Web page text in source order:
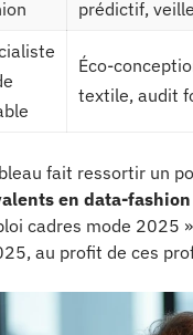
prédictif,
Éco-
textile, audit
fait ressortir un
en data-
cadres mode 2025
au profit de ces